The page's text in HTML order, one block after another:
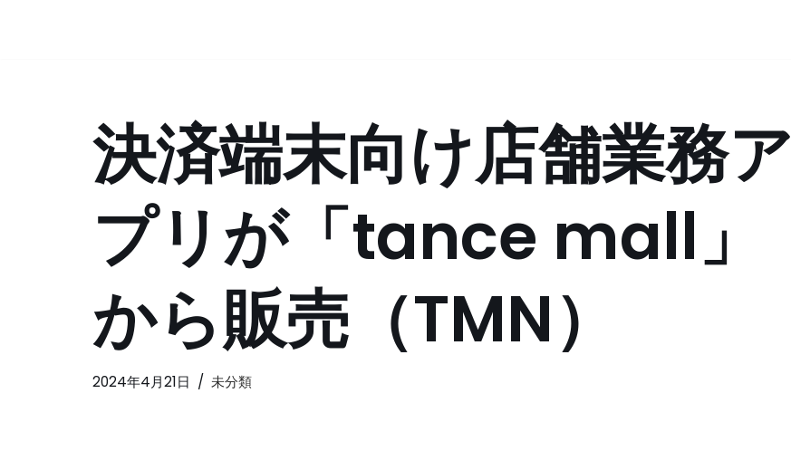
決済端末向け店舗業務ア
プリが「tance mall」
から販売（TMN）
2024年4月21日 未分類